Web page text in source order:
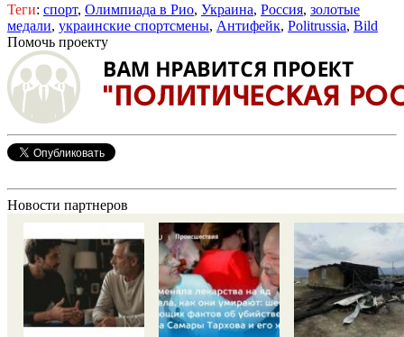
Теги: спорт, Олимпиада в Рио, Украина, Россия, золотые
медали, украинские спортсмены, Антифейк, Politrussia, Bild
Помочь проекту
Новости партнеров